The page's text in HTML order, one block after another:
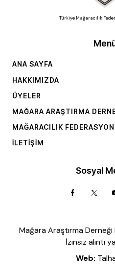
Türkiye Mağaracılık
ANA SAYFA
HAKKIMIZDA
ÜYELER
MAĞARA ARAŞTIRMA
MAĞARACILIK
İLETIŞIM
Sosyal
Mağara Araştırma
İzinsiz alıntı
Web: